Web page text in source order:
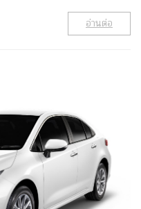
อ่านต่อ